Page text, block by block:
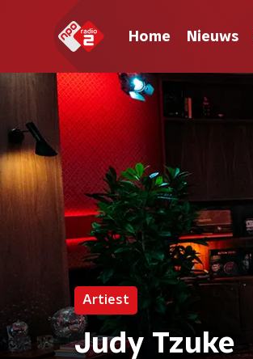
Home Nieuws
Artiest
Judy Tzuke